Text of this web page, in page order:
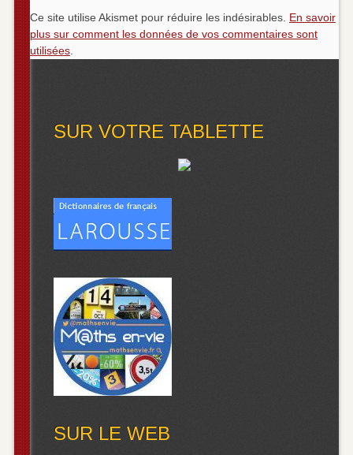
Ce site utilise Akismet pour réduire les indésirables. En savoir
plus sur comment les données de vos commentaires sont
utilisées.
SUR VOTRE TABLETTE
SUR LE WEB